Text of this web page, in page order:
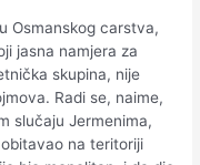
Osmanskog carstva,
jasna namjera za
skupina, nije
Radi se, naime,
slučaju Jermenima,
na teritoriji